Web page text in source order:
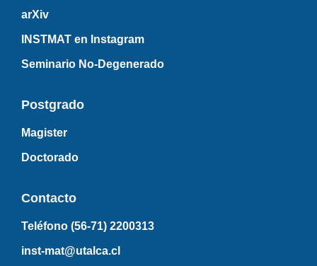
arXiv
INSTMAT en Instagram
Seminario No-Degenerado
Postgrado
Magister
Doctorado
Contacto
Teléfono (56-71) 2200313
inst-mat@utalca.cl